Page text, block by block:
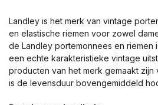
Landley is het merk van vintage
en elastische riemen voor zowel
de Landley portemonnees en riemen
een echte karakteristieke vintage
producten van het merk gemaakt zijn
is de levensduur bovengemiddeld